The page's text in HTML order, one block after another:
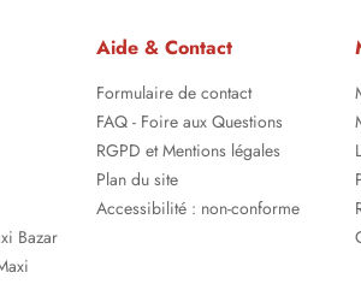
Bazar
Aide & Contact
Formulaire de contact
FAQ - Foire aux Questions
RGPD et Mentions légales
Plan du site
Accessibilité : non-conforme